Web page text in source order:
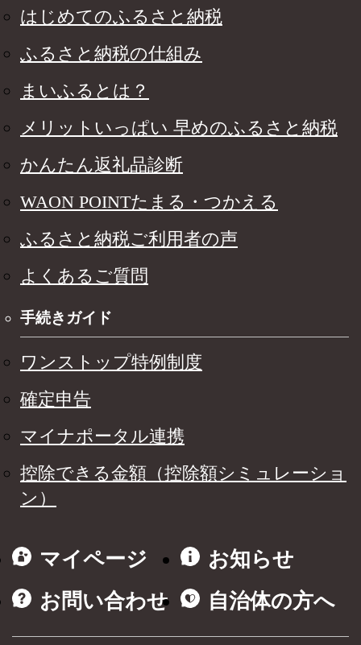
はじめてのふるさと納税
ふるさと納税の仕組み
まいふるとは？
メリットいっぱい 早めのふるさと納税
かんたん返礼品診断
WAON POINTたまる・つかえる
ふるさと納税ご利用者の声
よくあるご質問
手続きガイド
ワンストップ特例制度
確定申告
マイナポータル連携
控除できる金額（控除額シミュレーショ
ン）
マイページ
お知らせ
お問い合わせ
自治体の方へ